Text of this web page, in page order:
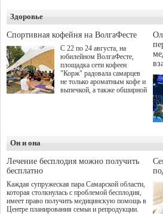
Здоровье
Спортивная кофейня на ВолгаФесте
С 22 по 24 августа, на
юбилейном ВолгаФесте,
площадка сети кофеен
"Корж" радовала самарцев
не только ароматным кофе и
выпечкой, а также обширной
Он и она
Лечение бесплодия можно получить
бесплатно
Каждая супружеская пара Самарской области,
которая столкнулась с проблемой бесплодия,
имеет право получить медицинскую помощь в
Центре планирования семьи и репродукции.